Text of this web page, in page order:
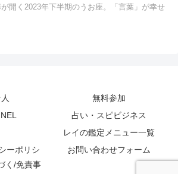
開く2023年下半期のうお座。「言葉」が幸せ
無料参加
占い・スピビジネス
レイの鑑定メニュー一覧
ーポリシ
く/免責事
お問い合わせフォーム